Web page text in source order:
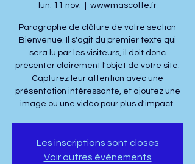
lun. 11 nov. wwwmascotte.fr
Paragraphe de clôture de votre section
Bienvenue. Il s'agit du premier texte qui
sera lu par les visiteurs, il doit donc
présenter clairement l'objet de votre site.
Capturez leur attention avec une
présentation intéressante, et ajoutez une
image ou une vidéo pour plus d'impact.
Les inscriptions sont closes
Voir autres événements